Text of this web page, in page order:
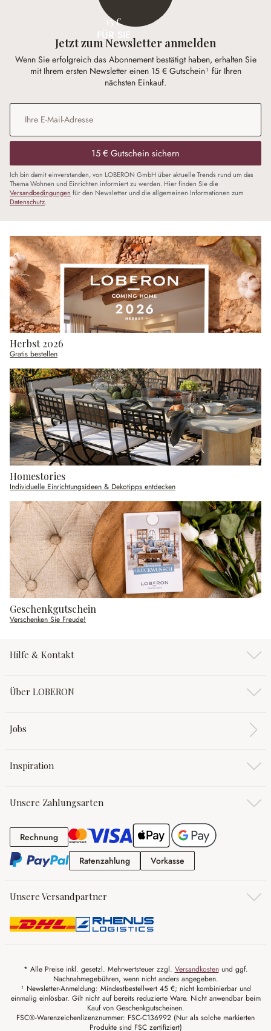
15 €
Jetzt zum Newsletter anmelden
Wenn Sie erfolgreich das Abonnement bestätigt haben, erhalten Sie
mit Ihrem ersten Newsletter einen 15 € Gutschein¹ für Ihren
nächsten Einkauf.
E-Mail-Adresse
15 € Gutschein sichern
Ich bin damit einverstanden, von LOBERON GmbH über aktuelle Trends rund um das
Thema Wohnen und Einrichten informiert zu werden. Hier finden Sie die
Versandbedingungen für den Newsletter und die allgemeinen Informationen zum
Datenschutz.
Herbst 2026
Gratis bestellen
Homestories
Individuelle Einrichtungsideen & Dekotipps entdecken
Geschenkgutschein
Verschenken Sie Freude!
Hilfe & Kontakt
Über LOBERON
Jobs
Inspiration
Unsere Zahlungsarten
RechnungRechnung
RatenzahlungRatenzahlung
Vorkasse
Unsere Versandpartner
* Alle Preise inkl. gesetzl. Mehrwertsteuer zzgl. Versandkostenund ggf.
Nachnahmegebühren, wenn nicht anders angegeben.
¹ Newsletter-Anmeldung: Mindestbestellwert 45 €; nicht kombinierbar und
einmalig einlösbar. Gilt nicht auf bereits reduzierte Ware. Nicht anwendbar beim
Kauf von Geschenkgutscheinen.
FSC®-Warenzeichenlizenznummer: FSC-C136992 (Nur als solche markierten
Produkte sind FSC zertifiziert)